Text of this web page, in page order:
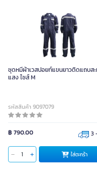
ชุดหมีผ้าเวสปอยท์แขนยาวติดแถบส
แสง ไซส์ M
รหัสสินค้า 9097079
฿ 790.00 3
ใส่ตะกร้า